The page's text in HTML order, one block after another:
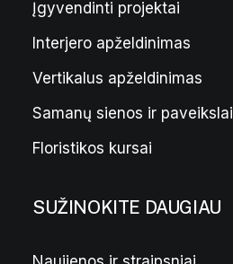
Pilkas vazonas „Bordo” L
Įgyvendinti projektai
Interjero apželdinimas
Vertikalus apželdinimas
Samanų sienos ir paveikslai
Floristikos kursai
SUŽINOKITE DAUGIAU